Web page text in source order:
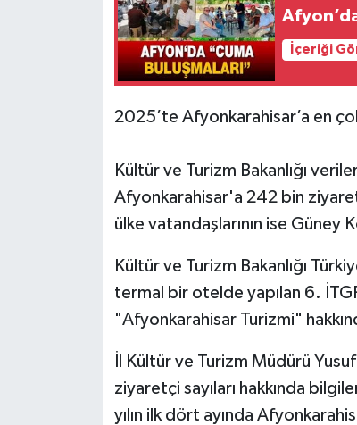
İçeriği
2025’te Afyonkarahisar’a en
Kültür ve Turizm Bakanlığı
Afyonkarahisar'a 242 bin
ülke vatandaşlarının ise
Kültür ve Turizm Bakanlığı
termal bir otelde yapılan 6.
"Afyonkarahisar Turizmi"
İl Kültür ve Turizm Müdürü
ziyaretçi sayıları hakkında
yılın ilk dört ayında